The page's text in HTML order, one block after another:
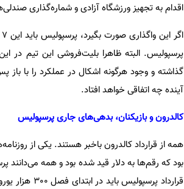
اقدام به تجهیز ورزشگاه آزادی و شماره‌گذاری
پرسپولیس. البته ظاهرا بلیت‌فروشی این تیم
گذاشته و وجود هرگونه اشکال در عملکرد را با
آینده چه اتفاقی خواهد افتاد.
کالدرون و بازیکنان، بدهی‌های جاری پرسپولیس
همه از قرارداد کالدرون باخبر هستند. یکی از
بود که رقم‌ها به دلار قید شده بود و همه می‌دانند
قرارداد